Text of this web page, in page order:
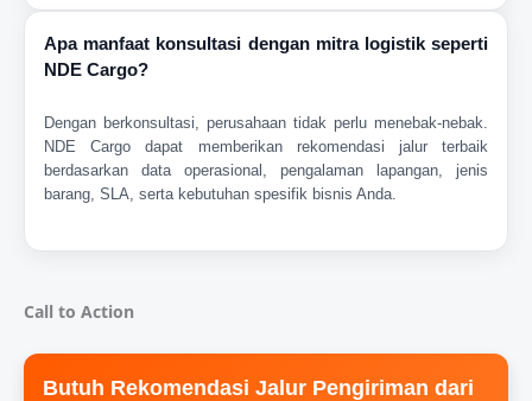
Apa manfaat konsultasi dengan mitra logistik seperti
NDE Cargo?
Dengan berkonsultasi, perusahaan tidak perlu menebak-nebak.
NDE Cargo dapat memberikan rekomendasi jalur terbaik
berdasarkan data operasional, pengalaman lapangan, jenis
barang, SLA, serta kebutuhan spesifik bisnis Anda.
Call to Action
Butuh Rekomendasi Jalur Pengiriman dari